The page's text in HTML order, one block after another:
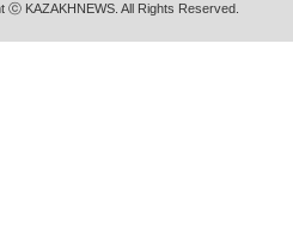
ⓒ KAZAKHNEWS. All Rights Reserved.